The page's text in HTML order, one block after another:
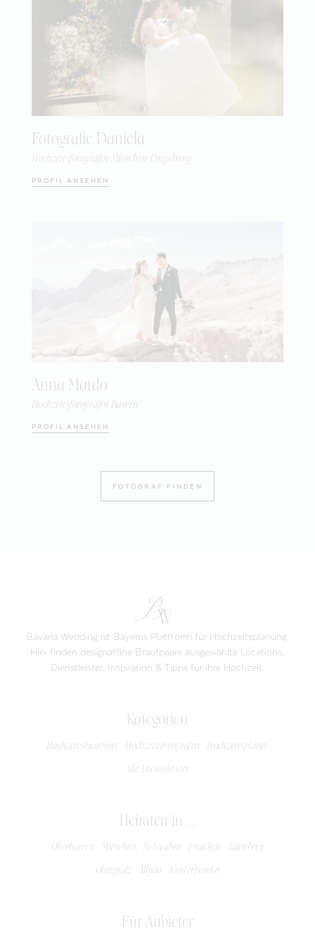
Fotografie Daniela
Hochzeitsfotografin München Umgebung
PROFIL ANSEHEN
Anna Mardo
Hochzeitsfotografin Bayern
PROFIL ANSEHEN
FOTOGRAF FINDEN
Bavaria Wedding ist Bayerns Plattform für Hochzeitsplanung.
Hier finden designaffine Brautpaare ausgewählte Locations,
Dienstleister, Inspiration & Tipps für ihre Hochzeit.
Kategorien
Hochzeitslocations Hochzeitsfotografen Hochzeitsplaner
Alle Dienstleister
Heiraten in ...
Oberbayern München Schwaben Franken Nürnberg
Oberpfalz Allgäu Niederbayern
Für Anbieter